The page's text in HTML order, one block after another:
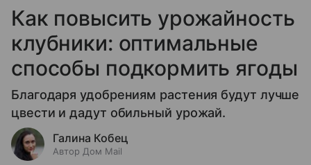
Как повысить урожайность
клубники: оптимальные
способы подкормить ягоды
Благодаря удобрениям растения будут лучше
цвести и дадут обильный урожай.
Галина Кобец
Автор Дом Mail